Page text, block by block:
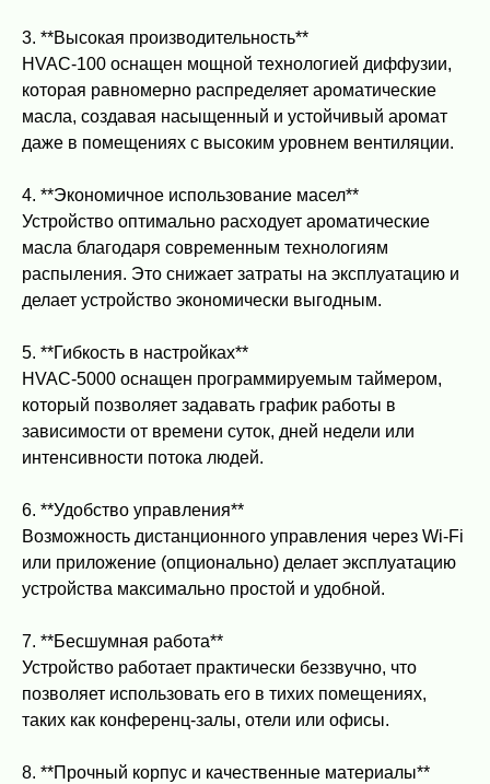
3. **Высокая производительность**
HVAC-100 оснащен мощной технологией диффузии,
которая равномерно распределяет ароматические
масла, создавая насыщенный и устойчивый аромат
даже в помещениях с высоким уровнем вентиляции.
4. **Экономичное использование масел**
Устройство оптимально расходует ароматические
масла благодаря современным технологиям
распыления. Это снижает затраты на эксплуатацию и
делает устройство экономически выгодным.
5. **Гибкость в настройках**
HVAC-5000 оснащен программируемым таймером,
который позволяет задавать график работы в
зависимости от времени суток, дней недели или
интенсивности потока людей.
6. **Удобство управления**
Возможность дистанционного управления через Wi-Fi
или приложение (опционально) делает эксплуатацию
устройства максимально простой и удобной.
7. **Бесшумная работа**
Устройство работает практически беззвучно, что
позволяет использовать его в тихих помещениях,
таких как конференц-залы, отели или офисы.
8. **Прочный корпус и качественные материалы**